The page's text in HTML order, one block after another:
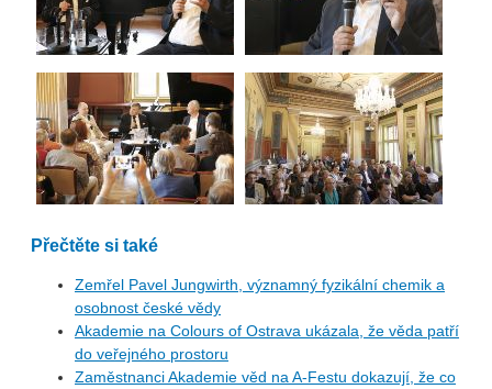
Přečtěte si také
Zemřel Pavel Jungwirth, významný fyzikální chemik a
osobnost české vědy
Akademie na Colours of Ostrava ukázala, že věda patří
do veřejného prostoru
Zaměstnanci Akademie věd na A-Festu dokazují, že co